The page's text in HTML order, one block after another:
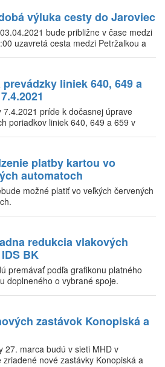
výluka cesty do Jaroviec
bude približne v čase medzi
uzavretá cesta medzi Petržalkou a
prevádzky liniek 640, 649 a
7.4.2021 príde k dočasnej úprave
poriadkov liniek 640, 649 a 659 v
platby kartou vo
automatoch
možné platiť vo veľkých červených
redukcia vlakových
BK
premávať podľa grafikonu platného
doplneného o vybrané spoje.
zastávok Konopiská a
27. marca budú v sieti MHD v
zriadené nové zastávky Konopiská a